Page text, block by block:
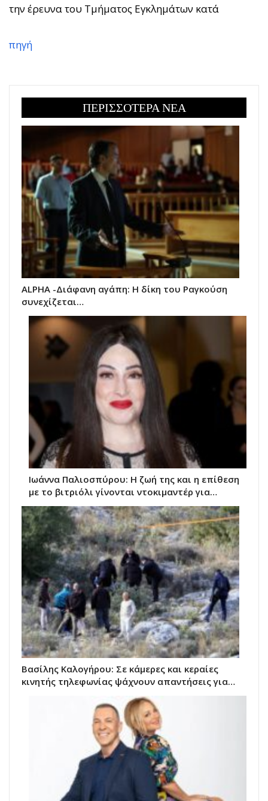
την έρευνα του Τμήματος Εγκλημάτων κατά
πηγή
ΠΕΡΙΣΣΟΤΕΡΑ ΝΕΑ
ALPHA -Διάφανη αγάπη: Η δίκη του Ραγκούση
συνεχίζεται…
Ιωάννα Παλιοσπύρου: Η ζωή της και η επίθεση
με το βιτριόλι γίνονται ντοκιμαντέρ για…
Βασίλης Καλογήρου: Σε κάμερες και κεραίες
κινητής τηλεφωνίας ψάχνουν απαντήσεις για…